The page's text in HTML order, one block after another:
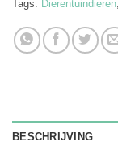
Tags: Dierentuindieren
BESCHRIJVING